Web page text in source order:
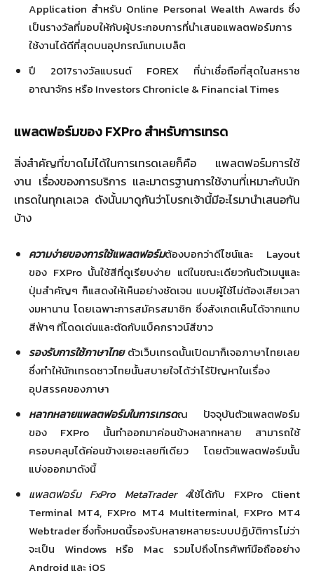
Application สำหรับ Online Personal Wealth Awards ซึ่ง
เป็นรางวัลที่มอบให้กับผู้ประกอบการที่นำเสนอแพลตฟอร์มการ
ใช้งานได้ดีที่สุดบนอุปกรณ์แทบเบล็ต
ปี 2017รางวัลแบรนด์ FOREX ที่น่าเชื่อถือที่สุดในสหราช
อาณาจักร หรือ Investors Chronicle & Financial Times
แพลตฟอร์มของFXProสำหรับการเทรด
สิ่งสำคัญที่ขาดไม่ได้ในการเทรดเลยก็คือ แพลตฟอร์มการใช้
งาน เรื่องของการบริการ และมาตรฐานการใช้งานที่เหมาะกับนัก
เทรดในทุกเลเวล ดังนั้นมาดูกันว่าโบรกเจ้านี้มีอะไรมานำเสนอกัน
บ้าง
ความง่ายของการใช้แพลตฟอร์มต้องบอกว่าดีไซน์และ Layout
ของ FXPro นั้นใช้สีที่ดูเรียบง่าย แต่ในขณะเดียวกันตัวเมนูและ
ปุ่มสำคัญๆ ก็แสดงให้เห็นอย่างชัดเจน แบบผู้ใช้ไม่ต้องเสียเวลา
งมหานาน โดยเฉพาะการสมัครสมาชิก ซึ่งสังเกตเห็นได้จากแทบ
สีฟ้าๆ ที่โดดเด่นและตัดกับแบ็คกราวน์สีขาว
รองรับการใช้ภาษาไทยตัวเว็บเทรดนั้นเปิดมาก็เจอภาษาไทยเลย
ซึ่งทำให้นักเทรดชาวไทยนั้นสบายใจได้ว่าไร้ปัญหาในเรื่อง
อุปสรรคของภาษา
หลากหลายแพลตฟอร์มในการเทรดณ ปัจจุบันตัวแพลตฟอร์ม
ของ FXPro นั้นทำออกมาค่อนข้างหลากหลาย สามารถใช้
ครอบคลุมได้ค่อนข้างเยอะเลยทีเดียว โดยตัวแพลตฟอร์มนั้น
แบ่งออกมาดังนี้
แพลตฟอร์ม FxPro MetaTrader 4ใช้ได้กับ FXPro Client
Terminal MT4, FXPro MT4 Multiterminal, FXPro MT4
Webtrader ซึ่งทั้งหมดนี้รองรับหลายหลายระบบปฏิบัติการไม่ว่า
จะเป็น Windows หรือ Mac รวมไปถึงโทรศัพท์มือถืออย่าง
Android และ iOS